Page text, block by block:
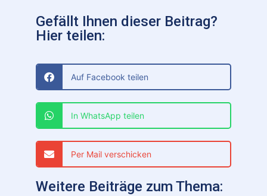
Gefällt Ihnen dieser Beitrag?
Hier teilen:
Auf Facebook teilen
In WhatsApp teilen
Per Mail verschicken
Weitere Beiträge zum Thema: